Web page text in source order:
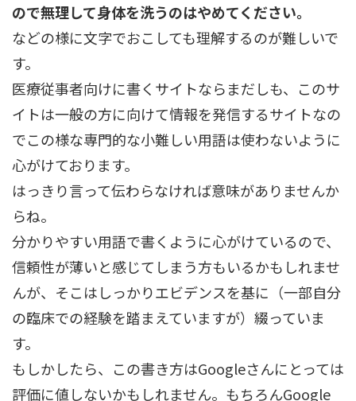
ので無理して身体を洗うのはやめてください。
などの様に文字でおこしても理解するのが難しいで
す。
医療従事者向けに書くサイトならまだしも、このサ
イトは一般の方に向けて情報を発信するサイトなの
でこの様な専門的な小難しい用語は使わないように
心がけております。
はっきり言って伝わらなければ意味がありませんか
らね。
分かりやすい用語で書くように心がけているので、
信頼性が薄いと感じてしまう方もいるかもしれませ
んが、そこはしっかりエビデンスを基に（一部自分
の臨床での経験を踏まえていますが）綴っていま
す。
もしかしたら、この書き方はGoogleさんにとっては
評価に値しないかもしれません。もちろんGoogle